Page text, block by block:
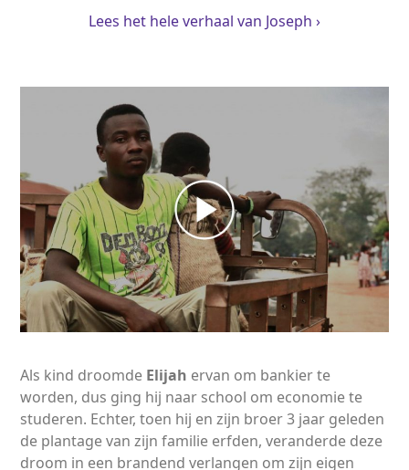
Lees het hele verhaal van Joseph ›
Als kind droomde Elijah ervan om bankier te
worden, dus ging hij naar school om economie te
studeren. Echter, toen hij en zijn broer 3 jaar geleden
de plantage van zijn familie erfden, veranderde deze
droom in een brandend verlangen om zijn eigen